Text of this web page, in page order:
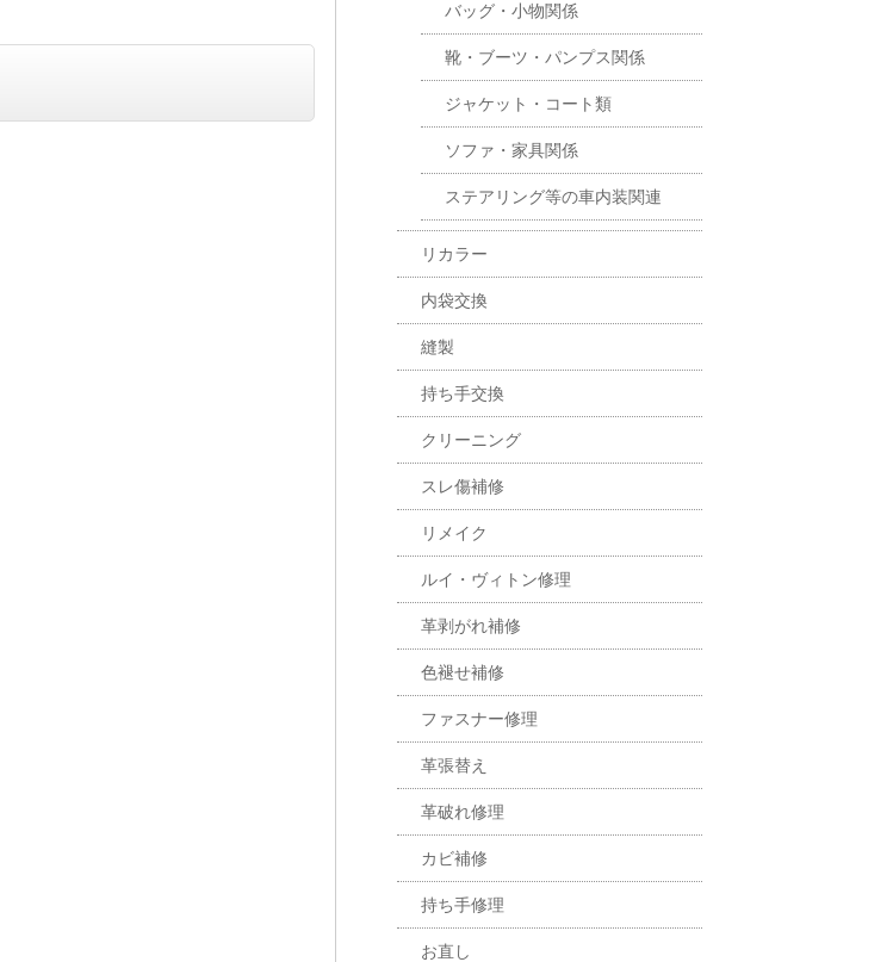
バッグ・小物関係
靴・ブーツ・パンプス関係
ジャケット・コート類
ソファ・家具関係
ステアリング等の車内装関連
リカラー
内袋交換
縫製
持ち手交換
クリーニング
スレ傷補修
リメイク
ルイ・ヴィトン修理
革剥がれ補修
色褪せ補修
ファスナー修理
革張替え
革破れ修理
カビ補修
持ち手修理
お直し